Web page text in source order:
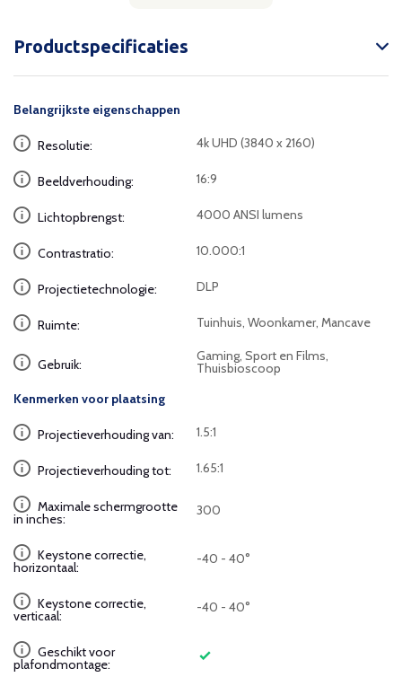
Productspecificaties
Belangrijkste eigenschappen
Resolutie: 4k UHD (3840 x 2160)
Beeldverhouding: 16:9
Lichtopbrengst: 4000 ANSI lumens
Contrastratio: 10.000:1
Projectietechnologie: DLP
Ruimte: Tuinhuis, Woonkamer, Mancave
Gebruik:
Gaming, Sport en Films,
Thuisbioscoop
Kenmerken voor plaatsing
Projectieverhouding van: 1.5:1
Projectieverhouding tot: 1.65:1
Maximale schermgrootte
in inches:
300
Keystone correctie,
horizontaal:
-40 - 40°
Keystone correctie,
verticaal:
-40 - 40°
Geschikt voor
plafondmontage: